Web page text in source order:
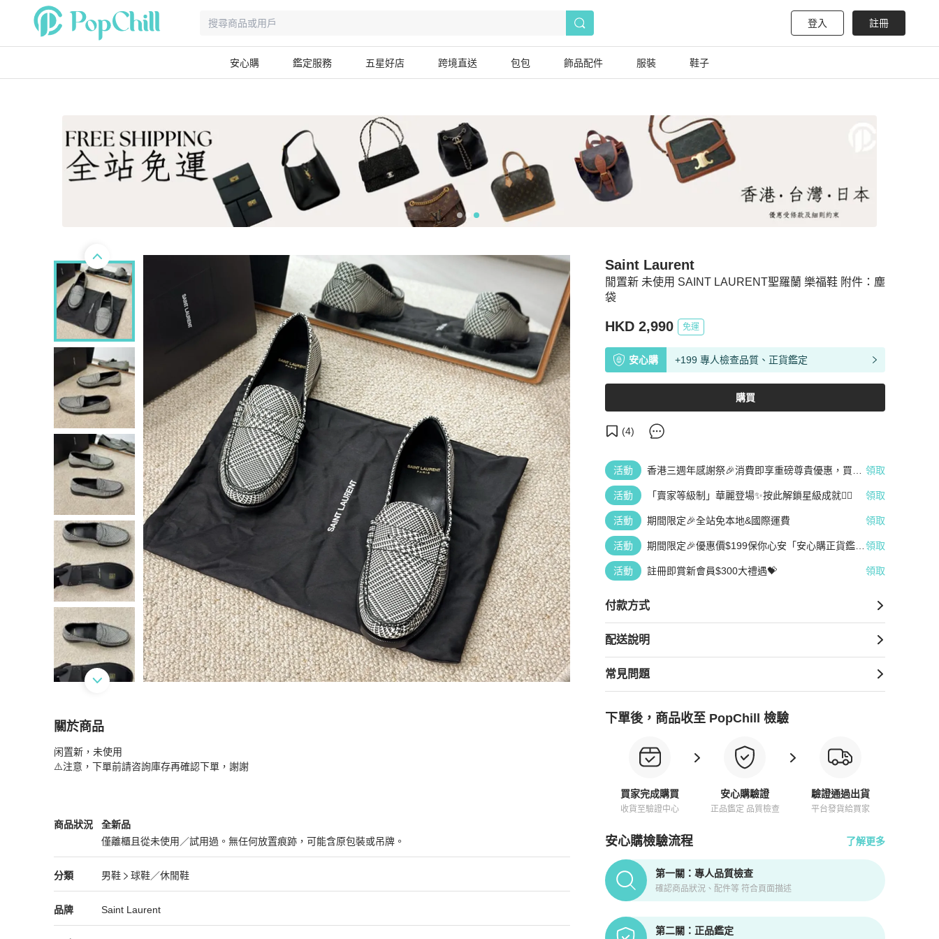
登入 註冊
安心購 鑑定服務 五星好店 跨境直送 包包 飾品配件 服裝 鞋子
閒置新 未使用 SAINT LAURENT聖羅蘭 樂福鞋 附件：塵
袋
Saint Laurent
HKD 2,990 免運
安心購 +199 專人檢查品質、正貨鑑定
購買
(4)
活動
香港三週年感謝祭🎉消費即享重磅尊貴優惠，買越
領取
活動 「賣家等級制」華麗登場✨按此解鎖星級成就👆🏻 領取
活動 期間限定🎉全站免本地&國際運費 領取
活動
期間限定🎉優惠價$199保你心安「安心購正貨鑑
領取
活動 註冊即賞新會員$300大禮遇💝 領取
付款方式
配送說明
常見問題
下單後，商品收至 PopChill 檢驗
買家完成購買
收貨至驗證中心
安心購驗證
正品鑑定 品質檢查
驗證通過出貨
平台發貨給買家
安心購檢驗流程 了解更多
PopChill拍拍圈正品驗證、安心購檢驗流程介紹
第一關：專人品質檢查
確認商品狀況、配件等 符合頁面描述
第二關：正品鑑定
關於商品
關於閒置新 未使用 SAINT LAURENT聖羅蘭 樂福鞋 附件：塵袋
闲置新，未使用
⚠️注意，下單前請咨詢庫存再確認下單，謝謝
商品狀況
Saint Laurent男鞋
全新品
僅離櫃且從未使用／試用過。無任何放置痕跡，可能含原包裝或吊牌。
全新品
分類
Saint Laurent男鞋分類資訊
男鞋
球鞋／休閒鞋
男鞋/球鞋／休閒鞋推薦
品牌
Saint Laurent精品 男鞋品牌介紹
Saint Laurent
Saint Laurent推薦清單